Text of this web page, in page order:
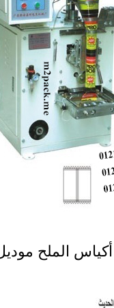
موديل 902 ماركة المهندس